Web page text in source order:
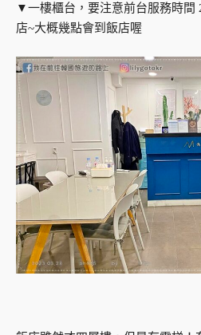
▼一樓櫃台，要注意前台服務時間
店~大概幾點會到飯店喔